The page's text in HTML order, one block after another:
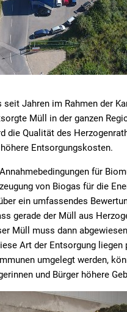
Jahren im Rahmen der
Müll in der ganzen
die Qualität des
Entsorgungskosten.
für
von Biogas für die
ein umfassendes
gerade der Müll aus
Müll muss dann
Art der Entsorgung
umgelegt werden,
und Bürger höhere